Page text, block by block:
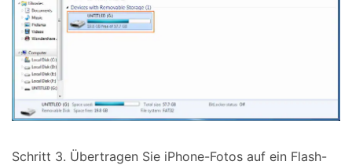
Schritt 3. Übertragen Sie iPhone-Fotos auf ein Flash-